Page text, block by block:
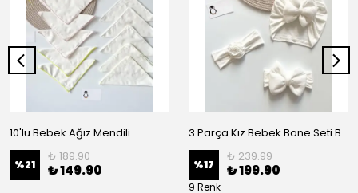
10'lu Bebek Ağız Mendili
%21
₺ 189.90
₺ 149.90
3 Parça Kız Bebek Bone Seti BN02 - Beyaz
%17
₺ 239.99
₺ 199.90
9 Renk